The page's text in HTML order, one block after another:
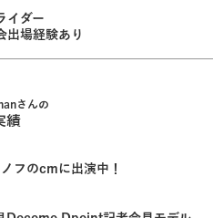
イダー
出場経験あり
さんの
績
フのcmに出演中！